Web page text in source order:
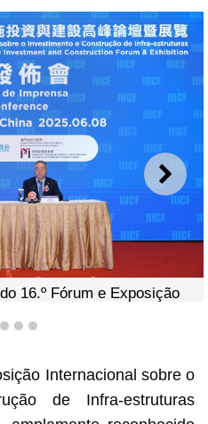
16.º Fórum e Exposição
3 4 5
Internacional sobre o
de Infra-estruturas